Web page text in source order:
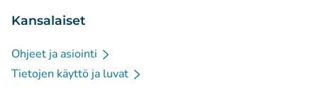
Kansalaiset
Ohjeet ja asiointi
Tietojen käyttö ja luvat